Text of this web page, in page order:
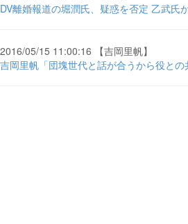
DV離婚報道の堀潤氏、疑惑を否定 乙武氏
2016/05/15 11:00:16 【吉岡里帆】
吉岡里帆「団塊世代と話が合うから役と